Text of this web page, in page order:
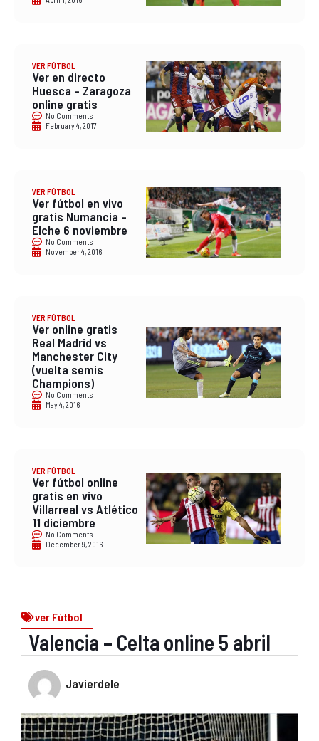
VER FÚTBOL
Ver en directo
Huesca – Zaragoza
online gratis
No Comments
February 4, 2017
VER FÚTBOL
Ver fútbol en vivo
gratis Numancia –
Elche 6 noviembre
No Comments
November 4, 2016
VER FÚTBOL
Ver online gratis
Real Madrid vs
Manchester City
(vuelta semis
Champions)
No Comments
May 4, 2016
VER FÚTBOL
Ver fútbol online
gratis en vivo
Villarreal vs Atlético
11 diciembre
No Comments
December 9, 2016
ver Fútbol
Valencia – Celta online 5 abril
Javierdele